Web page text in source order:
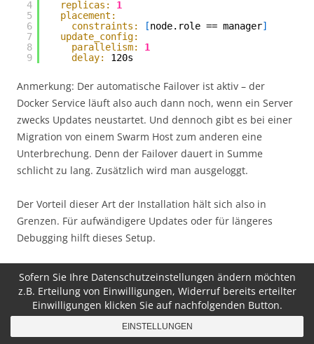
4
5
6
7
8
9
replicas:
1
placement:
constraints:
[node.role == manager]
update_config:
parallelism:
1
delay:
120s
Anmerkung: Der automatische Failover ist aktiv – der
Docker Service läuft also auch dann noch, wenn ein Server
zwecks Updates neustartet. Und dennoch gibt es bei einer
Migration von einem Swarm Host zum anderen eine
Unterbrechung. Denn der Failover dauert in Summe
schlicht zu lang. Zusätzlich wird man ausgeloggt.
Der Vorteil dieser Art der Installation hält sich also in
Grenzen. Für aufwändigere Updates oder für längeres
Debugging hilft dieses Setup.
Quellen:
https://docs.docker.com/engine/swarm/swarm-
tutorial/deploy-service/
https://docs.docker.com/reference/compose-
file/deploy/#update_config
Sofern Sie Ihre Datenschutzeinstellungen ändern möchten
z.B. Erteilung von Einwilligungen, Widerruf bereits erteilter
Einwilligungen klicken Sie auf nachfolgenden Button.
EINSTELLUNGEN